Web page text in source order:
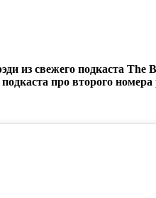
из свежего подкаста The
подкаста про второго